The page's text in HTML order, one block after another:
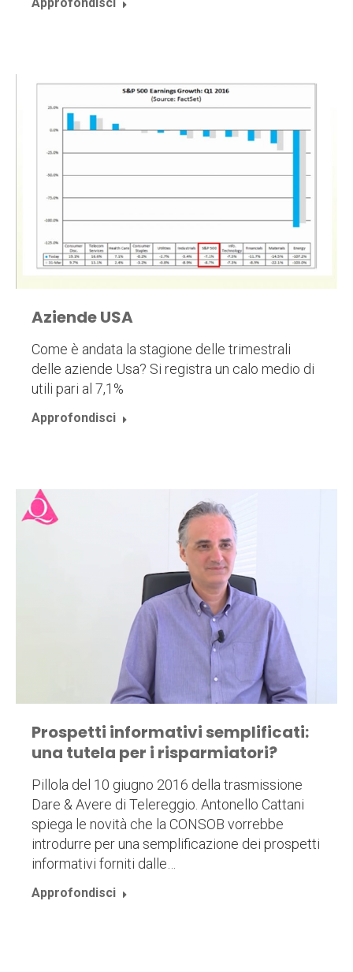
Aziende USA
Come è andata la stagione delle trimestrali
delle aziende Usa? Si registra un calo medio di
utili pari al 7,1%
Approfondisci
Prospetti informativi semplificati:
una tutela per i risparmiatori?
Pillola del 10 giugno 2016 della trasmissione
Dare & Avere di Telereggio. Antonello Cattani
spiega le novità che la CONSOB vorrebbe
introdurre per una semplificazione dei prospetti
informativi forniti dalle…
Approfondisci